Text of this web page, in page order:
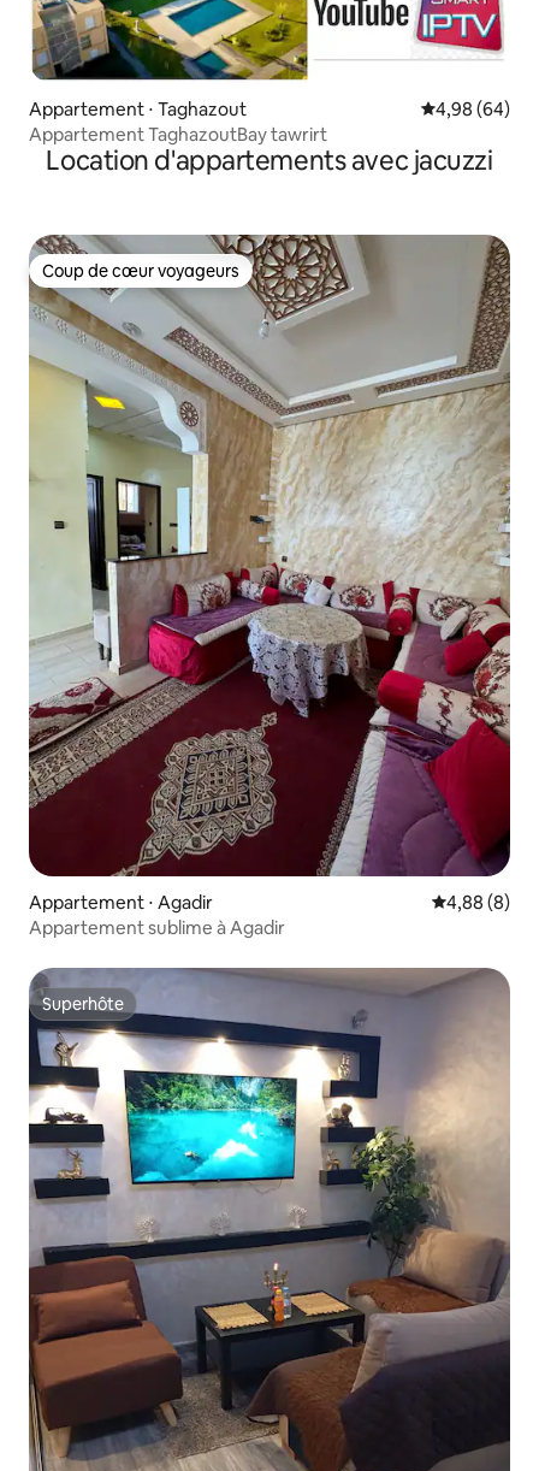
Appartement ⋅ Taghazout Évaluation
4,98 (64)
Appartement TaghazoutBay tawrirt
Location d'appartements avec jacuzzi
Coup de cœur voyageurs
Coup de cœur voyageurs
Appartement ⋅ Agadir Évaluation
4,88 (8)
Appartement sublime à Agadir
Superhôte
Superhôte